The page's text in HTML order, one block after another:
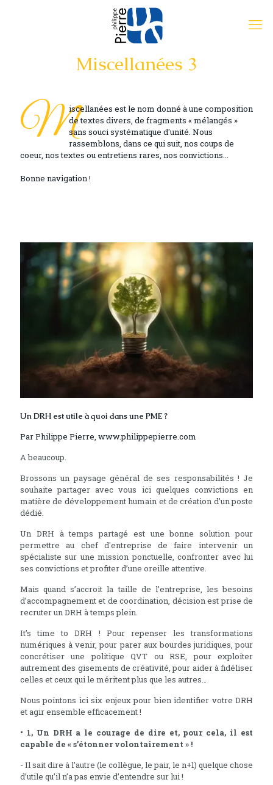
Miscellanées 3
Miscellanées est le nom donné à une composition
de textes divers, de fragments « mélangés »
sans souci systématique d'unité. Nous
rassemblons, dans ce qui suit, nos coups de
coeur, nos textes ou entretiens rares, nos convictions...
Bonne navigation !
Un DRH est utile à quoi dans une PME ?
Par Philippe Pierre, www.philippepierre.com
A beaucoup.
Brossons un paysage général de ses responsabilités ! Je
souhaite partager avec vous ici quelques convictions en
matière de développement humain et de création d’un poste
dédié.
Un DRH à temps partagé est une bonne solution pour
permettre au chef d'entreprise de faire intervenir un
spécialiste sur une mission ponctuelle, confronter avec lui
ses convictions et profiter d’une oreille attentive.
Mais quand s’accroit la taille de l’entreprise, les besoins
d’accompagnement et de coordination, décision est prise de
recruter un DRH à temps plein.
It’s time to DRH ! Pour repenser les transformations
numériques à venir, pour parer aux bourdes juridiques, pour
concrétiser une politique QVT ou RSE, pour exploiter
autrement des gisements de créativité, pour aider à fidéliser
celles et ceux qui le méritent plus que les autres…
Nous pointons ici six enjeux pour bien identifier votre DRH
et agir ensemble efficacement !
• 1, Un DRH a le courage de dire et, pour cela, il est
capable de « s’étonner volontairement » !
- Il sait dire à l’autre (le collègue, le pair, le n+1) quelque chose
d’utile qu’il n’a pas envie d’entendre sur lui !